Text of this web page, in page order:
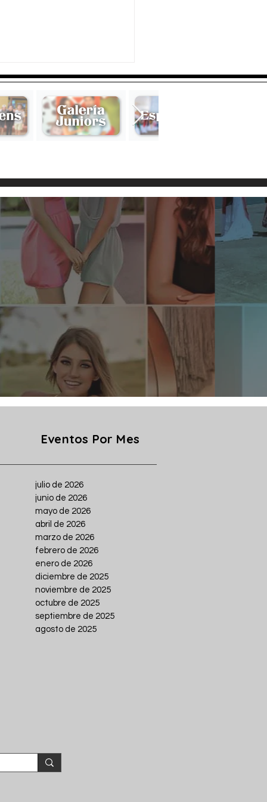
Eventos Por Mes
julio de 2026
junio de 2026
mayo de 2026
abril de 2026
marzo de 2026
febrero de 2026
enero de 2026
diciembre de 2025
noviembre de 2025
octubre de 2025
septiembre de 2025
agosto de 2025